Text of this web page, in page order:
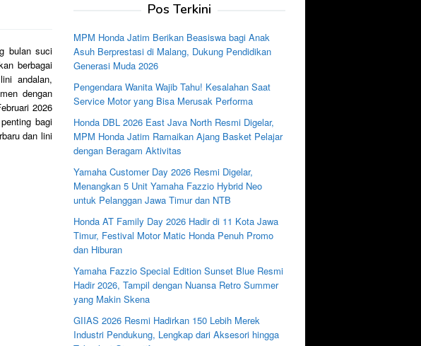
bulan suci
berbagai
andalan,
dengan
2026
bagi
dan lini
Pos Terkini
MPM Honda Jatim Berikan Beasiswa bagi Anak
Asuh Berprestasi di Malang, Dukung Pendidikan
Generasi Muda 2026
Pengendara Wanita Wajib Tahu! Kesalahan Saat
Service Motor yang Bisa Merusak Performa
Honda DBL 2026 East Java North Resmi Digelar,
MPM Honda Jatim Ramaikan Ajang Basket Pelajar
dengan Beragam Aktivitas
Yamaha Customer Day 2026 Resmi Digelar,
Menangkan 5 Unit Yamaha Fazzio Hybrid Neo
untuk Pelanggan Jawa Timur dan NTB
Honda AT Family Day 2026 Hadir di 11 Kota Jawa
Timur, Festival Motor Matic Honda Penuh Promo
dan Hiburan
Yamaha Fazzio Special Edition Sunset Blue Resmi
Hadir 2026, Tampil dengan Nuansa Retro Summer
yang Makin Skena
GIIAS 2026 Resmi Hadirkan 150 Lebih Merek
Industri Pendukung, Lengkap dari Aksesori hingga